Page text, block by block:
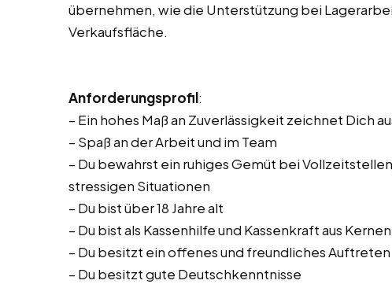
übernehmen, wie die Unterstützung bei
Verkaufsfläche.
Anforderungsprofil:
– Ein hohes Maß an Zuverlässigkeit zeichnet Dich
– Spaß an der Arbeit und im Team
– Du bewahrst ein ruhiges Gemüt bei
stressigen Situationen
– Du bist über 18 Jahre alt
– Du bist als Kassenhilfe und Kassenkraft aus
– Du besitzt ein offenes und freundliches Auftreten
– Du besitzt gute Deutschkenntnisse